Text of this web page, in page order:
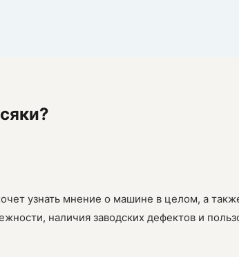
узнать мнение о машине в целом, а
наличия заводских дефектов и